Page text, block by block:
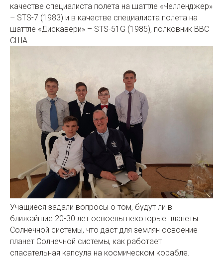
качестве специалиста полета на шаттле «Челленджер»
– STS-7 (1983) и в качестве специалиста полета на
шаттле «Дискавери» – STS-51G (1985), полковник ВВС
США.
Учащиеся задали вопросы о том, будут ли в
ближайшие 20-30 лет освоены некоторые планеты
Солнечной системы, что даст для землян освоение
планет Солнечной системы, как работает
спасательная капсула на космическом корабле.